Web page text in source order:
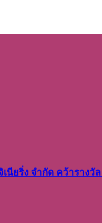
นีย​ริ่ง​ จำกัด คว้าราง